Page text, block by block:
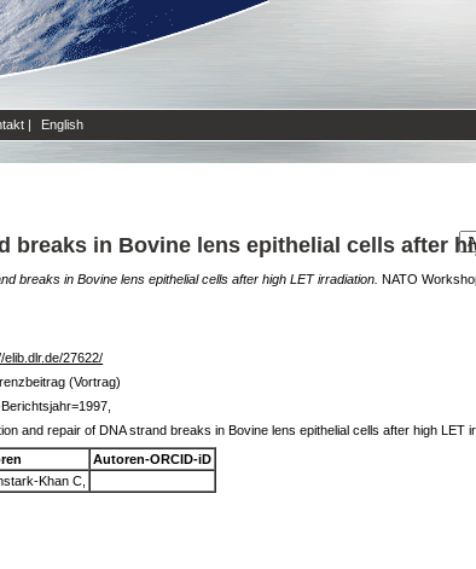
| English
breaks in Bovine lens epithelial cells after
breaks in Bovine lens epithelial cells after high LET irradiation. NATO
elib.dlr.de/27622/
(Vortrag)
and repair of DNA strand breaks in Bovine lens epithelial cells after high LET
Autoren-ORCID-iD
Khan C,